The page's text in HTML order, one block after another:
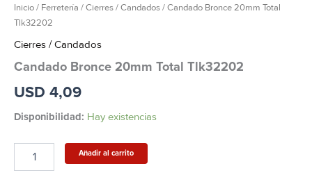
Inicio/ Ferretería /Cierres / Candados/ Candado Bronce 20mm Total
Tlk32202
Cierres / Candados
Candado Bronce 20mm Total Tlk32202
USD 4,09
Disponibilidad: Hay existencias
Añadir al carrito